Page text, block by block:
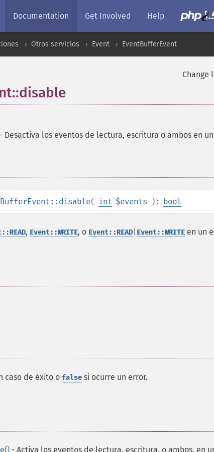
Documentation Get Involved Help
Otros servicios Event EventBufferEvent
Change
Desactiva los eventos de lectura, escritura o ambos en
( int $events ): bool
, Event::WRITE, o Event::READ Event::WRITE en un
caso de éxito o false si ocurre un error.
- Activa los eventos de lectura, escritura, o ambos, en